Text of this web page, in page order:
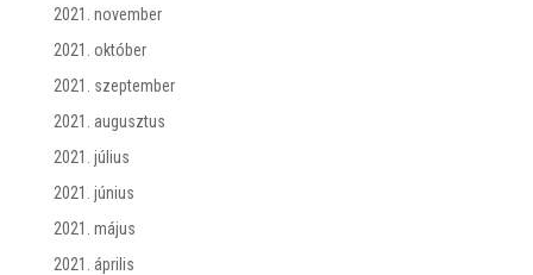
2021. november
2021. október
2021. szeptember
2021. augusztus
2021. július
2021. június
2021. május
2021. április